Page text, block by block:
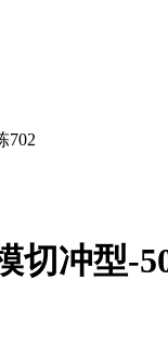
702
切冲型-